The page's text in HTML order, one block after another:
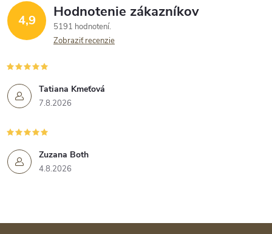
4,9 Hodnotenie zákazníkov
5191 hodnotení
Zobraziť recenzie
Tatiana Kmeťová
7.8.2026
Zuzana Both
4.8.2026